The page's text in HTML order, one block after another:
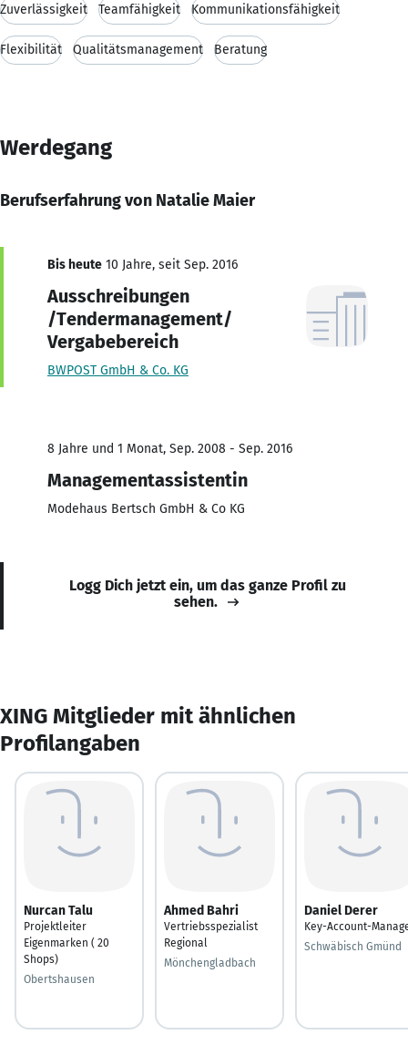
Zuverlässigkeit Teamfähigkeit Kommunikationsfähigkeit
Flexibilität Qualitätsmanagement Beratung
Werdegang
Berufserfahrung von Natalie Maier
Bis heute 10 Jahre, seit Sep. 2016
Ausschreibungen
/Tendermanagement/
Vergabebereich
BWPOST GmbH & Co. KG
8 Jahre und 1 Monat, Sep. 2008 - Sep. 2016
Managementassistentin
Modehaus Bertsch GmbH & Co KG
Logg Dich jetzt ein, um das ganze Profil zu
sehen.
XING Mitglieder mit ähnlichen
Profilangaben
Nurcan Talu
Projektleiter
Eigenmarken ( 20
Shops)
Obertshausen
Ahmed Bahri
Vertriebsspezialist
Regional
Mönchengladbach
Daniel Derer
Key-Account-
Schwäbisch Gmünd